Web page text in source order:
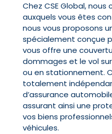
Chez CSE Global,
auxquels vous êtes
nous vous proposons
spécialement conçue
vous offre une
dommages et le vol
ou en stationnement.
totalement
d’assurance
assurant ainsi une
vos biens
véhicules.